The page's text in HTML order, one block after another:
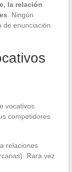
la relación
. Ningún
de enunciación
vocativos
competidores
relaciones
Rara vez